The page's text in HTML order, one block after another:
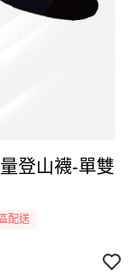
登山襪-單雙
配送